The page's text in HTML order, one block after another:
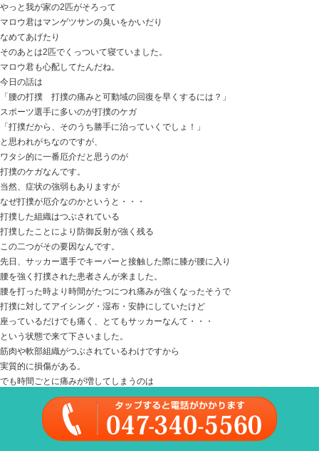
新松戸をはじめ、いろんな皆さんがあってこそのワタク
とっておきの方法を教えちゃいます。
実施日 10月9日（水）１３：３０～１４：３０
10月1日（火）９：００から受付スタート
定員 4名様 無料です。
ご都合よろしければぜひ参加してみてくださいね！
きっとご家族に 「どや！」って感じになりますよ （
詳しくはこちらを参照にしてみてくださいね
https://ja-jp.facebook.com/machiizemi/
ときた整骨院
Home
047-340-5560
【坐骨神経痛】長期化している皆さん、それ
してるから
2019.09.20 | Category:
み,肩こり・腰痛,骨盤矯正